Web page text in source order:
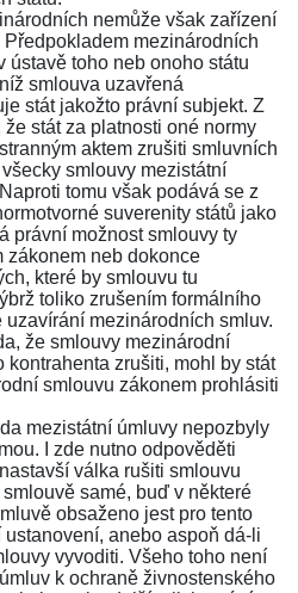
nemůže však zařízení
mezinárodních
ústavě toho neb onoho státu
smlouva uzavřená
stát jakožto právní subjekt. Z
stát za platnosti oné normy
aktem zrušiti smluvních
smlouvy mezistátní
tomu však podává se z
suverenity států jako
právní možnost smlouvy ty
zákonem neb dokonce
které by smlouvu tu
toliko zrušením formálního
mezinárodních smluv.
že smlouvy mezinárodní
zrušiti, mohl by stát
smlouvu zákonem prohlásiti
mezistátní úmluvy nepozbyly
I zde nutno odpověděti
válka rušiti smlouvu
samé, buď v některé
obsaženo jest pro tento
anebo aspoň dá-li
vyvoditi. Všeho toho není
k ochraně živnostenského